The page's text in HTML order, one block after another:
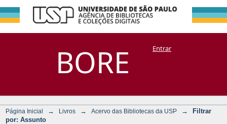
BORE
Filtrar por:
Assunto
DSpace/Manakin + CoriscoEntrar
Página Inicial → Livros → Acervo das Bibliotecas da USP →
Filtrar
por: Assunto